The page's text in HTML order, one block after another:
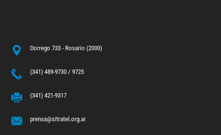
Dorrego 733 - Rosario (2000)
(341) 489-9730 / 9725
(341) 421-9317
prensa@sitratel.org.ar